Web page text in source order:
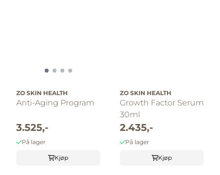
ZO SKIN HEALTH
Anti-Aging Program
3.525,-
På lager
Kjøp
ZO SKIN HEALTH
Growth Factor Serum
30ml
2.435,-
På lager
Kjøp